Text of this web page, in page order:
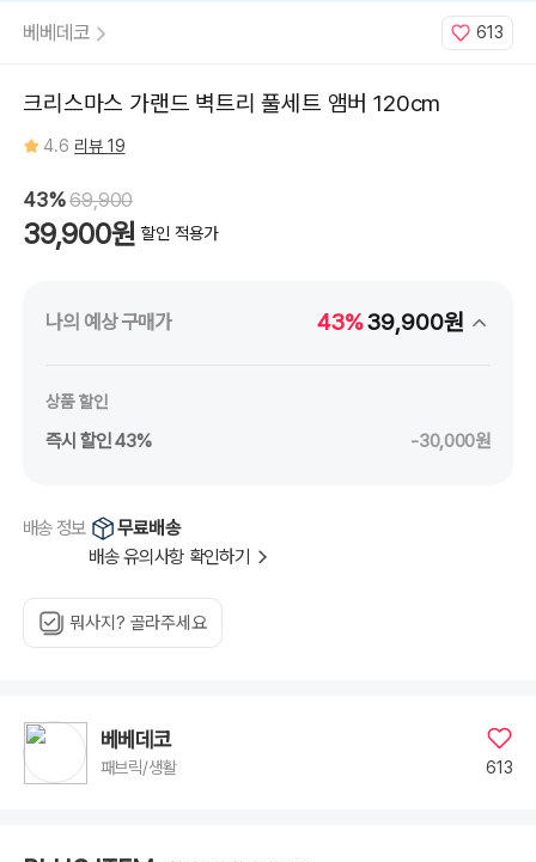
베베데코 613
크리스마스 가랜드 벽트리 풀세트 앰버 120cm
4.6 리뷰 19
43%69,900
39,900원 할인 적용가
나의 예상 구매가 43%39,900원
상품 할인
즉시 할인 43% -30,000원
배송 정보
무료배송
배송 유의사항 확인하기
뭐사지? 골라주세요
베베데코
패브릭/생활 613